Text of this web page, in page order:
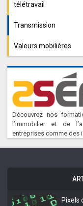
télétravail
Transmission
Valeurs mobilières
Découvrez nos
l’immobilier et de
entreprises comme des
Pixels